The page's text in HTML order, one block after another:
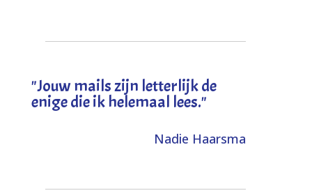
"Jouw mails zijn letterlijk de
enige die ik helemaal lees."
Nadie Haarsma